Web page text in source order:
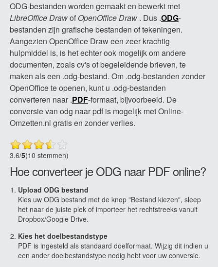
ODG-bestanden worden gemaakt en bewerkt met
LibreOffice DrawofOpenOffice Draw. Dus .ODG-
bestanden zijn grafische bestanden of tekeningen.
Aangezien OpenOffice Draw een zeer krachtig
hulpmiddel is, is het echter ook mogelijk om andere
documenten, zoals cv's of begeleidende brieven, te
maken als een .odg-bestand. Om .odg-bestanden zonder
OpenOffice te openen, kunt u .odg-bestanden
converteren naar .PDF-formaat, bijvoorbeeld. De
conversie van odg naar pdf is mogelijk met Online-
Omzetten.nl gratis en zonder verlies.
3.6/5(10 stemmen)
Hoe converteer je ODG naar PDF online?
Upload ODG bestand
Kies uw ODG bestand met de knop "Bestand kiezen", sleep
het naar de juiste plek of importeer het rechtstreeks vanuit
Dropbox/Google Drive.
Kies het doelbestandstype
PDF is ingesteld als standaard doelformaat. Wijzig dit indien u
een ander doelbestandstype nodig hebt voor uw conversie.